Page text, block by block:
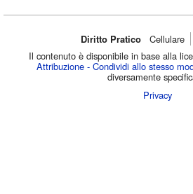
Diritto Pratico Cellulare‌
Il contenuto è disponibile in base alla
Attribuzione - Condividi allo stesso
diversamente
Privacy